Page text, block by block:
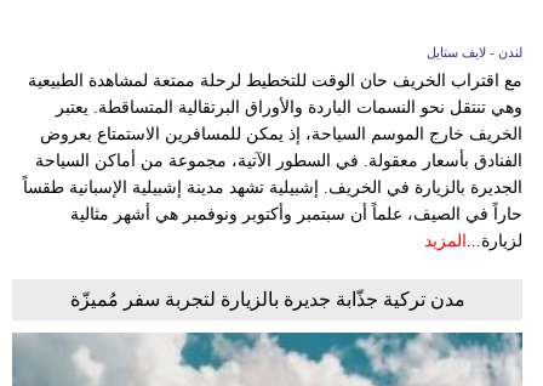
لندن - لايف ستايل
مع اقتراب الخريف حان الوقت للتخطيط لرحلة ممتعة لمشاهدة الطبيعية
وهي تنتقل نحو النسمات الباردة والأوراق البرتقالية المتساقطة. يعتبر
الخريف خارج الموسم السياحة، إذ يمكن للمسافرين الاستمتاع بعروض
الفنادق بأسعار معقولة. في السطور الآتية، مجموعة من أماكن السياحة
الجديرة بالزيارة في الخريف. إشبيلية تشهد مدينة إشبيلية الإسبانية طقساً
حاراً في الصيف، علماً أن سبتمبر وأكتوبر ونوفمبر هي أشهر مثالية
لزيارة... المزيد
مدن تركية جذّابة جديرة بالزيارة لتجربة سفر مُميزّة